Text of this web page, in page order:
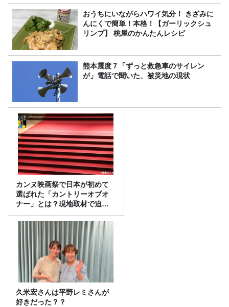
おうちにいながらハワイ気分！ きざみに
んにくで簡単！本格！【ガーリックシュ
リンプ】 桃屋のかんたんレシピ
熊本震度７「ずっと救急車のサイレン
が」電話で聞いた、被災地の現状
カンヌ映画祭で日本が初めて
選ばれた「カントリーオブオ
ナー」とは？現地取材で迫る
選出の意味
久米宏さんは平野レミさんが
好きだった？？